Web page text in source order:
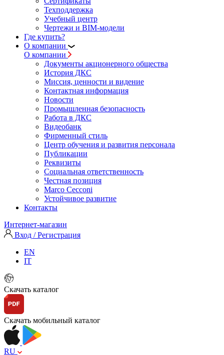
Техподдержка
Учебный центр
Чертежи и BIM-модели
Где купить?
О компании
О компании
Документы акционерного общества
История ДКС
Миссия, ценности и видение
Контактная информация
Новости
Промышленная безопасность
Работа в ДКС
Видеобанк
Фирменный стиль
Центр обучения и развития персонала
Публикации
Реквизиты
Социальная ответственность
Честная позиция
Marco Cecconi
Устойчивое развитие
Контакты
Интернет-магазин
Вход / Регистрация
EN
IT
Скачать каталог
Скачать мобильный каталог
RU